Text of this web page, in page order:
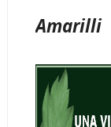
Amarilli